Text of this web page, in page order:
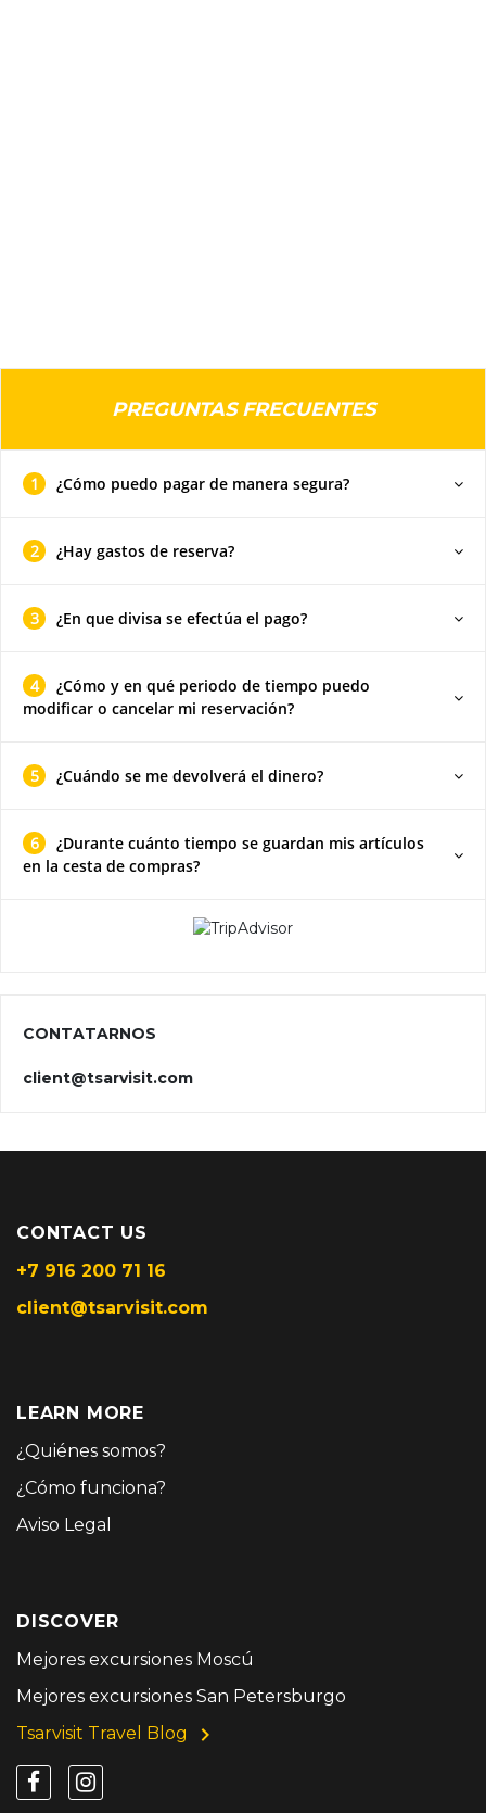
PREGUNTAS FRECUENTES
1 ¿Cómo puedo pagar de manera segura?
2 ¿Hay gastos de reserva?
3 ¿En que divisa se efectúa el pago?
4
¿Cómo y en qué periodo de tiempo puedo
modificar o cancelar mi reservación?
5 ¿Cuándo se me devolverá el dinero?
6
¿Durante cuánto tiempo se guardan mis artículos
en la cesta de compras?
CONTATARNOS
client@tsarvisit.com
CONTACT US
+7 916 200 71 16
client@tsarvisit.com
LEARN MORE
¿Quiénes somos?
¿Cómo funciona?
Aviso Legal
DISCOVER
Mejores excursiones Moscú
Mejores excursiones San Petersburgo
Tsarvisit Travel Blog